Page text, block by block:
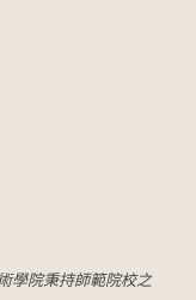
學院秉持師範院校之